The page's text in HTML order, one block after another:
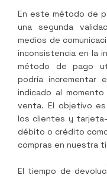
En este método de
una segunda
medios de
inconsistencia en la
método de pago
podría incrementar
indicado al
venta. El objetivo
los clientes y
débito o crédito
compras en nuestra
El tiempo de